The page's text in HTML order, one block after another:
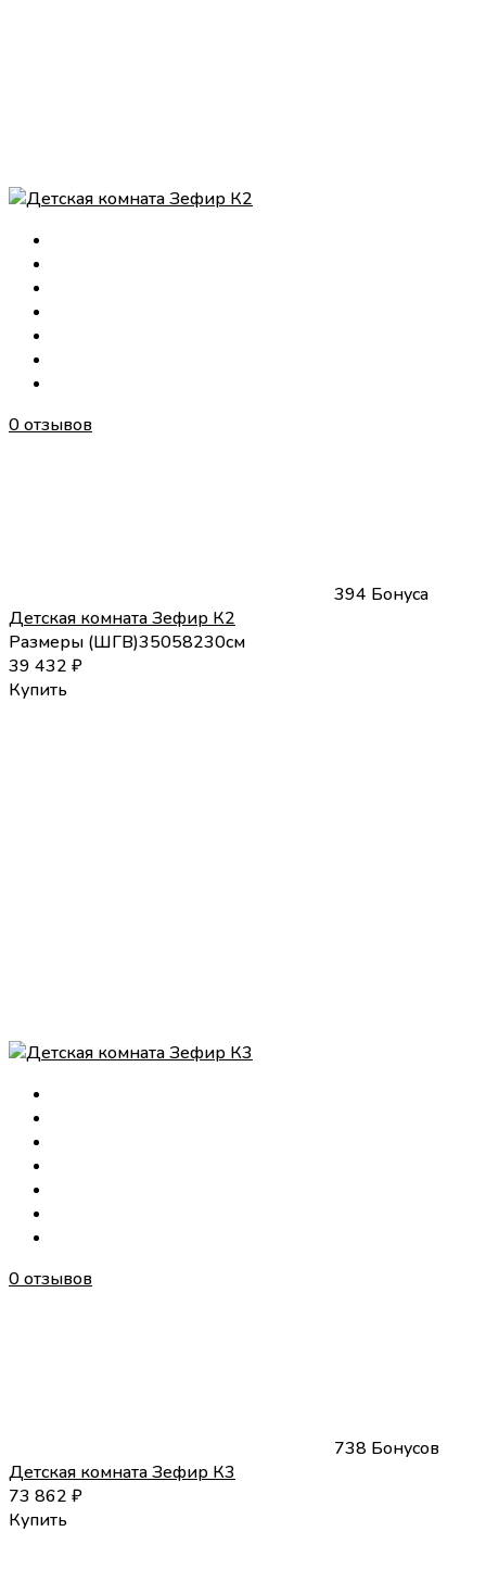
0 отзывов
394 Бонуса
Детская комната Зефир К2
Размеры (ШГВ)35058230см
39 432 ₽
Купить
0 отзывов
738 Бонусов
Детская комната Зефир К3
73 862 ₽
Купить